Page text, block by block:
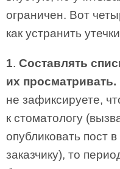
ограничен. Вот
как устранить
1. Составлять
их просматривать.
не зафиксируете,
к стоматологу
опубликовать пост
заказчику), то